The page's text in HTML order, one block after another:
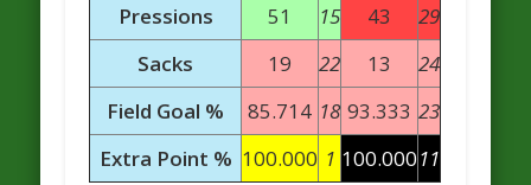
Pressions
51 15 43
29
Sacks
19 22 13
24
Field Goal %
85.714 18 93.333 23
Extra Point % 100.000 1 100.00011